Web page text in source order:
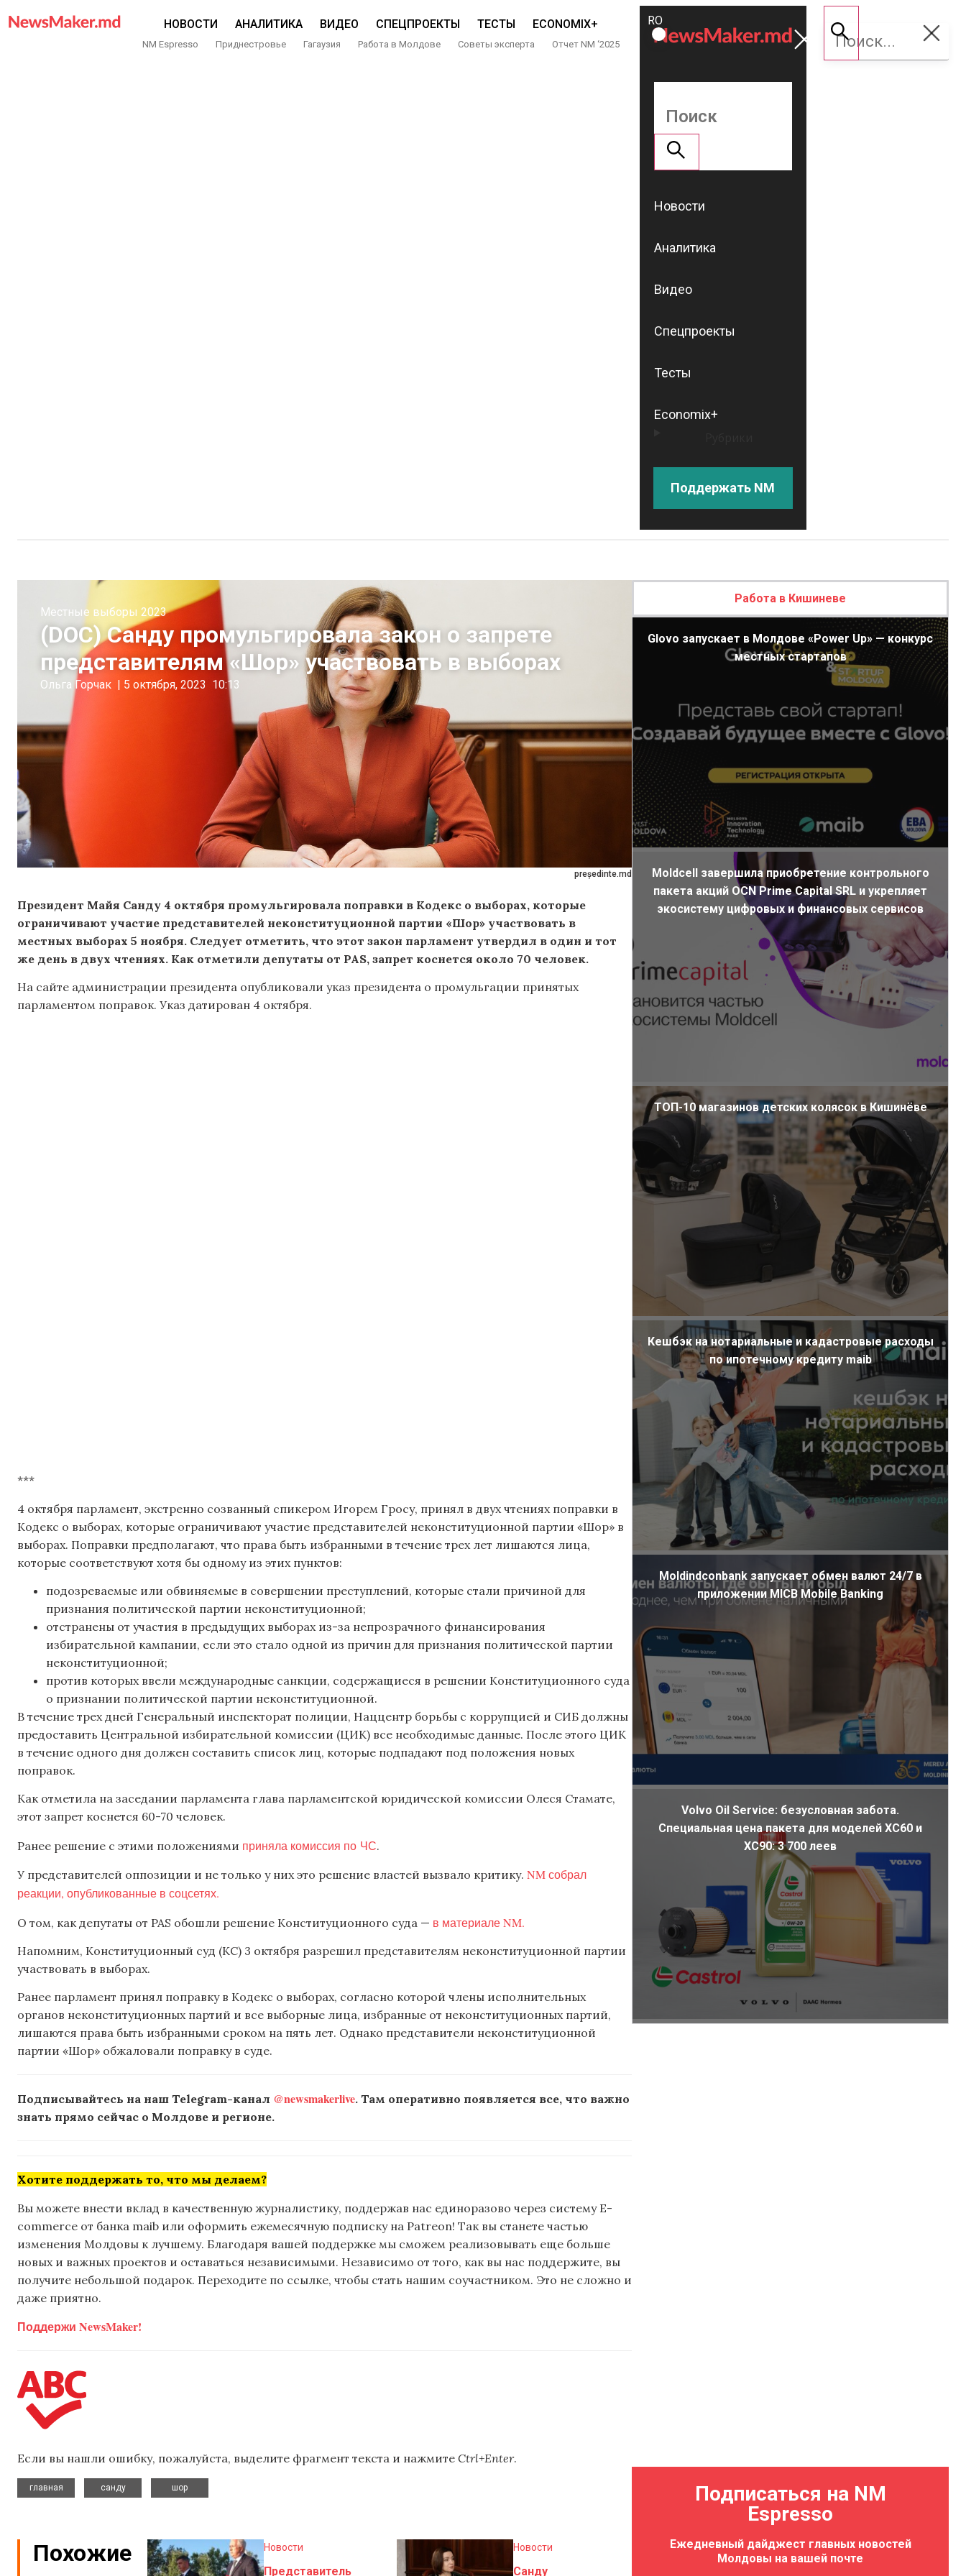
НОВОСТИ АНАЛИТИКА ВИДЕО СПЕЦПРОЕКТЫ ТЕСТЫ ECONOMIX+
NM Espresso Приднестровье Гагаузия Работа в Молдове Советы эксперта Отчет NM ‘2025
ROMÂNĂ
RU
Поддержать
NM
Новости
Аналитика
Видео
Спецпроекты
Тесты
Economix+
Поддержать NM
președinte.md
Местные выборы 2023
(DOC) Санду промульгировала закон о запрете
представителям «Шор» участвовать в выборах
Ольга Горчак | 5 октября, 2023 10:13
Президент Майя Санду 4 октября промульгировала поправки в Кодекс о выборах, которые
ограничивают участие представителей неконституционной партии «Шор» участвовать в
местных выборах 5 ноября. Следует отметить, что этот закон парламент утвердил в один и тот
же день в двух чтениях. Как отметили депутаты от PAS, запрет коснется около 70 человек.
На сайте администрации президента опубликовали указ президента о промульгации принятых
парламентом поправок. Указ датирован 4 октября.
***
4 октября парламент, экстренно созванный спикером Игорем Гросу, принял в двух чтениях поправки в
Кодекс о выборах, которые ограничивают участие представителей неконституционной партии «Шор» в
выборах. Поправки предполагают, что права быть избранными в течение трех лет лишаются лица,
которые соответствуют хотя бы одному из этих пунктов:
подозреваемые или обвиняемые в совершении преступлений, которые стали причиной для
признания политической партии неконституционной;
отстранены от участия в предыдущих выборах из-за непрозрачного финансирования
избирательной кампании, если это стало одной из причин для признания политической партии
неконституционной;
против которых ввели международные санкции, содержащиеся в решении Конституционного суда
о признании политической партии неконституционной.
В течение трех дней Генеральный инспекторат полиции, Наццентр борьбы с коррупцией и СИБ должны
предоставить Центральной избирательной комиссии (ЦИК) все необходимые данные. После этого ЦИК
в течение одного дня должен составить список лиц, которые подпадают под положения новых
поправок.
Как отметила на заседании парламента глава парламентской юридической комиссии Олеся Стамате,
этот запрет коснется 60-70 человек.
Ранее решение с этими положениями приняла комиссия по ЧС.
У представителей оппозиции и не только у них это решение властей вызвало критику. NM собрал
реакции, опубликованные в соцсетях.
О том, как депутаты от PAS обошли решение Конституционного суда — в материале NM.
Напомним, Конституционный суд (КС) 3 октября разрешил представителям неконституционной партии
участвовать в выборах.
Ранее парламент принял поправку в Кодекс о выборах, согласно которой члены исполнительных
органов неконституционных партий и все выборные лица, избранные от неконституционных партий,
лишаются права быть избранными сроком на пять лет. Однако представители неконституционной
партии «Шор» обжаловали поправку в суде.
Подписывайтесь на наш Telegram-канал @newsmakerlive. Там оперативно появляется все, что важно
знать прямо сейчас о Молдове и регионе.
Хотите поддержать то, что мы делаем?
Вы можете внести вклад в качественную журналистику, поддержав нас единоразово через систему E-
commerce от банка maib или оформить ежемесячную подписку на Patreon! Так вы станете частью
изменения Молдовы к лучшему. Благодаря вашей поддержке мы сможем реализовывать еще больше
новых и важных проектов и оставаться независимыми. Независимо от того, как вы нас поддержите, вы
получите небольшой подарок. Переходите по ссылке, чтобы стать нашим соучастником. Это не сложно и
даже приятно.
Поддержи NewsMaker!
Если вы нашли ошибку, пожалуйста, выделите фрагмент текста и нажмите Ctrl+Enter.
главная
санду
шор
Похожие
Новости
Представитель
Новости
Санду
Работа в Кишиневе
Glovo запускает в Молдове «Power Up» — конкурс
местных стартапов
Moldcell завершила приобретение контрольного
пакета акций OCN Prime Capital SRL и укрепляет
экосистему цифровых и финансовых сервисов
ТОП-10 магазинов детских колясок в Кишинёве
Кешбэк на нотариальные и кадастровые расходы
по ипотечному кредиту maib
Moldindconbank запускает обмен валют 24/7 в
приложении MICB Mobile Banking
Volvo Oil Service: безусловная забота.
Специальная цена пакета для моделей XC60 и
XC90: 3 700 леев
Подписаться на NM
Espresso
Ежедневный дайджест главных новостей
Молдовы на вашей почте